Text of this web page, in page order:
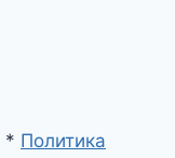
* Политика